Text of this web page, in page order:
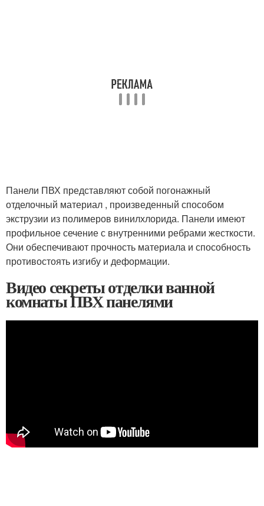
Панели ПВХ представляют собой погонажный
отделочный материал , произведенный способом
экструзии из полимеров винилхлорида. Панели имеют
профильное сечение с внутренними ребрами жесткости.
Они обеспечивают прочность материала и способность
противостоять изгибу и деформации.
Видео секреты отделки ванной
комнаты ПВХ панелями